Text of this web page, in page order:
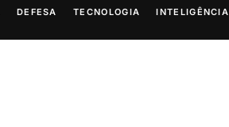
DEFESA TECNOLOGIA INTELIGÊNCIA